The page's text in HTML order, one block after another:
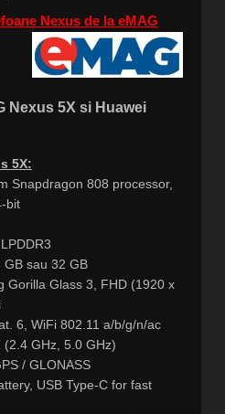
Nexus de la eMAG
Nexus 5X si Huawei
5X:
Snapdragon 808 processor,
bit
GB sau 32 GB
Gorilla Glass 3, FHD (1920 x
6, WiFi 802.11 a/b/g/n/ac
GHz, 5.0 GHz)
/ GLONASS
USB Type-C for fast